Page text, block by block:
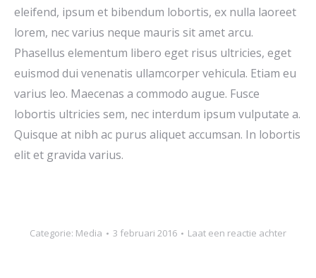
eleifend, ipsum et bibendum lobortis, ex nulla laoreet
lorem, nec varius neque mauris sit amet arcu.
Phasellus elementum libero eget risus ultricies, eget
euismod dui venenatis ullamcorper vehicula. Etiam eu
varius leo. Maecenas a commodo augue. Fusce
lobortis ultricies sem, nec interdum ipsum vulputate a.
Quisque at nibh ac purus aliquet accumsan. In lobortis
elit et gravida varius.
Categorie: Media 3 februari 2016 Laat een reactie achter